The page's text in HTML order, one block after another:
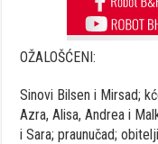
OŽALOŠĆENI:
Sinovi Bilsen i Mirsad;
Azra, Alisa, Andrea i
i Sara; praunučad;